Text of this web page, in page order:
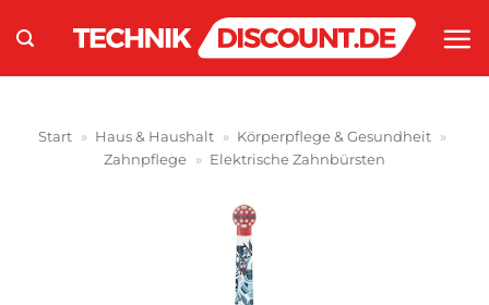
Inhalt
springen
Start » Haus & Haushalt » Körperpflege & Gesundheit »
Zahnpflege » Elektrische Zahnbürsten